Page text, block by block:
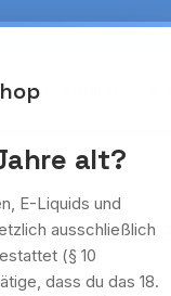
Kostenlose Lieferung
E-Zigaretten &
Blue
alt?
E-Liquids und
ausschließlich
(§ 10
dass du das 18.